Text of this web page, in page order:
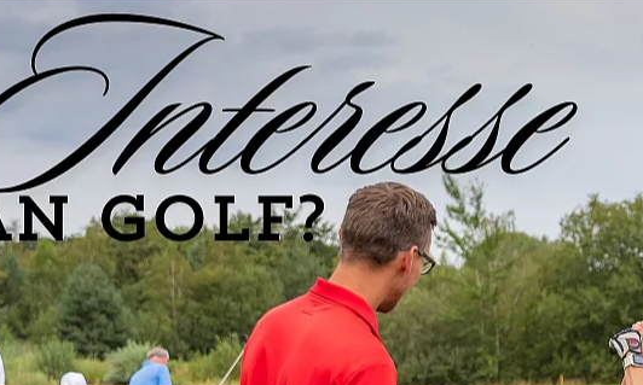
4 Spieltagen):
Hamburg – dieses Mal auf denanspruchsvollen und hügeligen